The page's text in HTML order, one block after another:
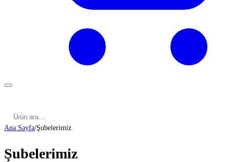
Ana Sayfa/Şubelerimiz
Şubelerimiz